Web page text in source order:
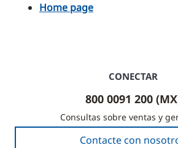
Home page
CONECTAR
800 0091 200
Consultas sobre ventas y
Contacte con